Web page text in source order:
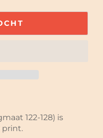
122-128) is
print.